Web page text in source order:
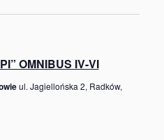
OMNIBUS IV-VI
ul. Jagiellońska 2, Radków,